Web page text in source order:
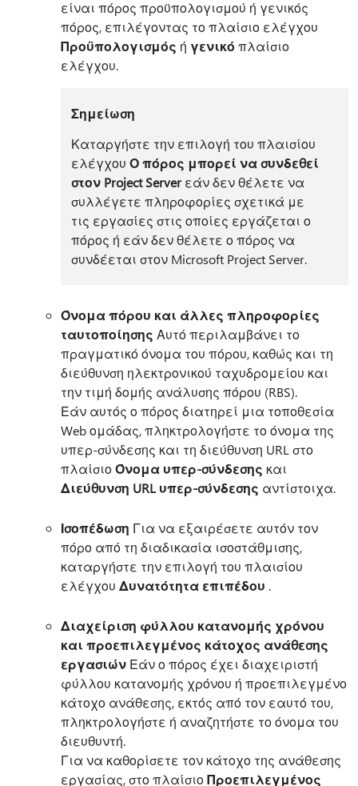
είναι πόρος προϋπολογισμού ή γενικός
πόρος, επιλέγοντας το πλαίσιο ελέγχου
Προϋπολογισμός ή γενικό πλαίσιο
ελέγχου.
Σημείωση
Καταργήστε την επιλογή του πλαισίου
ελέγχου Ο πόρος μπορεί να συνδεθεί
στον Project Serverεάν δεν θέλετε να
συλλέγετε πληροφορίες σχετικά με
τις εργασίες στις οποίες εργάζεται ο
πόρος ή εάν δεν θέλετε ο πόρος να
συνδέεται στον Microsoft Project Server.
Όνομα πόρου και άλλες πληροφορίες
ταυτοποίησης Αυτό περιλαμβάνει το
πραγματικό όνομα του πόρου, καθώς και τη
διεύθυνση ηλεκτρονικού ταχυδρομείου και
την τιμή δομής ανάλυσης πόρου (RBS).
Εάν αυτός ο πόρος διατηρεί μια τοποθεσία
Web ομάδας, πληκτρολογήστε το όνομα της
υπερ-σύνδεσης και τη διεύθυνση URL στο
πλαίσιοΌνομα υπερ-σύνδεσης και
Διεύθυνση URL υπερ-σύνδεσης αντίστοιχα.
Ισοπέδωση Για να εξαιρέσετε αυτόν τον
πόρο από τη διαδικασία ισοστάθμισης,
καταργήστε την επιλογή του πλαισίου
ελέγχου Δυνατότητα επιπέδου .
Διαχείριση φύλλου κατανομής χρόνου
και προεπιλεγμένος κάτοχος ανάθεσης
εργασιών Εάν ο πόρος έχει διαχειριστή
φύλλου κατανομής χρόνου ή προεπιλεγμένο
κάτοχο ανάθεσης, εκτός από τον εαυτό του,
πληκτρολογήστε ή αναζητήστε το όνομα του
διευθυντή.
Για να καθορίσετε τον κάτοχο της ανάθεσης
εργασίας, στο πλαίσιοΠροεπιλεγμένος